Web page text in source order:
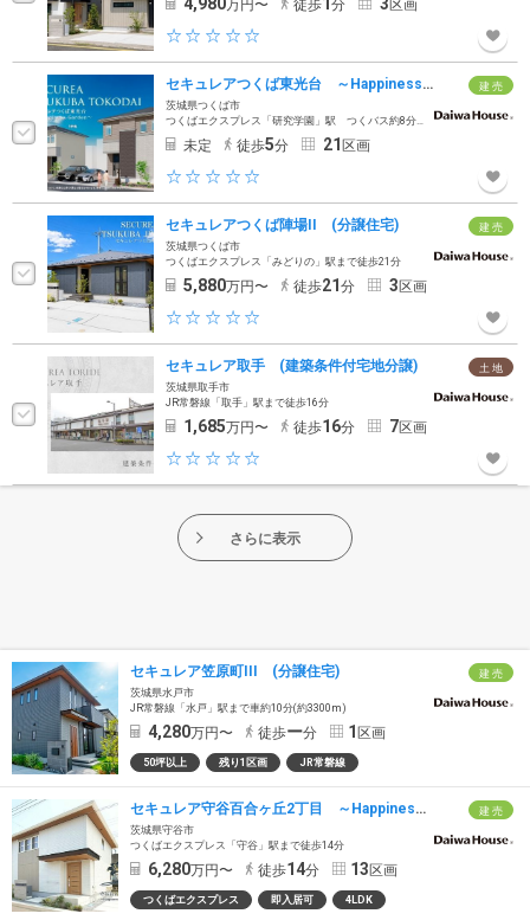
万円〜 徒歩 分 区画
建 売
セキュレアつくば東光台 ～Happiness Garden～（2・3号地）(分譲住宅)
茨城県つくば市
つくばエクスプレス「研究学園」駅 つくバス約8分（徒歩5分の「東光台体育館」バス停乗車）
未定 徒歩5分 21 区画
建 売
セキュレアつくば陣場II (分譲住宅)
茨城県つくば市
つくばエクスプレス「みどりの」駅まで徒歩21分
5,880万円〜 徒歩21 分 3区画
土 地
セキュレア取手 (建築条件付宅地分譲)
茨城県取手市
JR常磐線「取手」駅まで徒歩16分
1,685万円〜 徒歩16分 7区画
さらに表示
建 売
セキュレア笠原町III (分譲住宅)
茨城県水戸市
JR常磐線「水戸」駅まで車約10分(約3300m)
4,280万円〜 徒歩ー分 1 区画
50坪以上 残り1区画 JR常磐線
建 売
セキュレア守谷百合ヶ丘2丁目 ～Happiness Garden～（鉄骨）(分譲住宅)
茨城県守谷市
つくばエクスプレス「守谷」駅まで徒歩14分
6,280万円〜 徒歩14分 13 区画
つくばエクスプレス 即入居可 4LDK